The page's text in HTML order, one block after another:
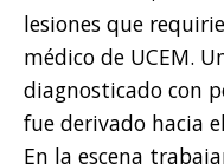
lesiones que
médico de UCEM.
diagnosticado con
fue derivado hacia
En la escena